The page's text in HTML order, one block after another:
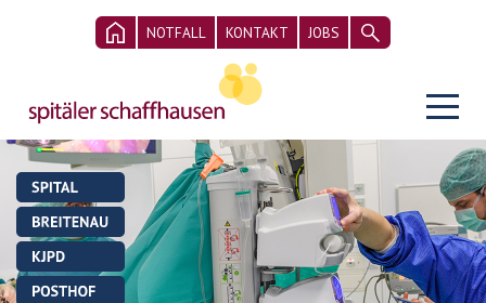
NOTFALL KONTAKT JOBS